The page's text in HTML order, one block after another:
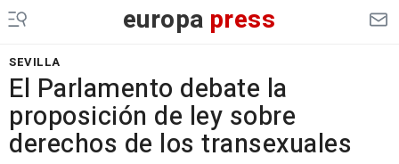
europa press
SEVILLA
El Parlamento debate la
proposición de ley sobre
derechos de los transexuales